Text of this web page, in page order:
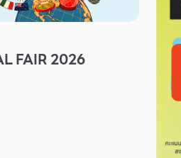
FAIR 2026